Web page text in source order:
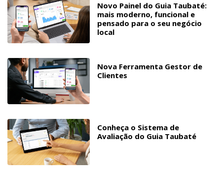
Novo Painel do Guia Taubaté:
mais moderno, funcional e
pensado para o seu negócio
local
Nova Ferramenta Gestor de
Clientes
Conheça o Sistema de
Avaliação do Guia Taubaté